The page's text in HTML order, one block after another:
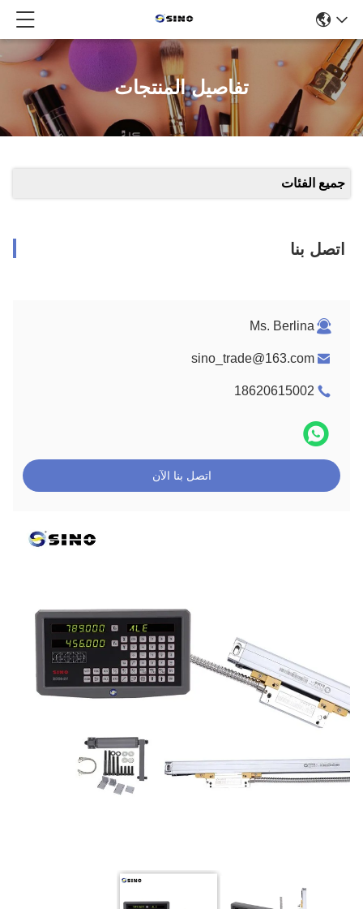
تفاصيل المنتجات
جميع الفئات
اتصل بنا
Ms. Berlina
sino_trade@163.com
18620615002
اتصل بنا الآن